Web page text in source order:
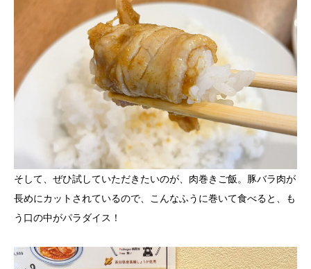
そして、ぜひ試していただきたいのが、肉巻きご飯。豚バラ肉が
長めにカットされているので、こんなふうに巻いて食べると、も
う口の中がパラダイス！